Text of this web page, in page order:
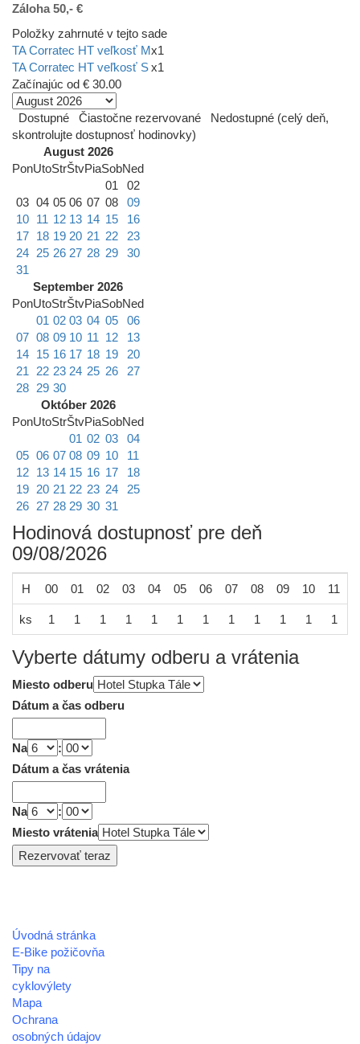
Záloha 50,- €
Položky zahrnuté v tejto sade
TA Corratec HT veľkosť Mx1
TA Corratec HT veľkosť Sx1
Začínajúc od € 30.00
Dostupné Čiastočne rezervované
Nedostupné (celý deň,
skontrolujte dostupnosť hodinovky)
August 2026
PonUtoStrŠtvPiaSobNed
01
02
03 04 05 06 07 08
09
10 11 12 13 14 15
16
17 18 19 20 21 22
23
24 25 26 27 28 29
30
31
September 2026
PonUtoStrŠtvPiaSobNed
01 02 03 04 05
06
07 08 09 10 11 12
13
14 15 16 17 18 19
20
21
22 23 24 25 26
27
28 29 30
Október 2026
PonUtoStrŠtvPiaSobNed
01 02 03
04
05 06 07 08 09 10
11
12 13 14 15 16 17
18
19 20 21 22 23 24
25
26 27 28 29 30 31
Hodinová dostupnosť pre deň
09/08/2026
H 00 01 02 03 04 05 06 07 08 09 10 11
ks 1 1 1 1 1 1 1 1 1 1 1 1
Vyberte dátumy odberu a vrátenia
Miesto odberu
Dátum a čas odberu
Na
:
Dátum a čas vrátenia
Na
:
Miesto vrátenia
Úvodná stránka
E-Bike požičovňa
Tipy na
cyklovýlety
Mapa
Ochrana
osobných údajov